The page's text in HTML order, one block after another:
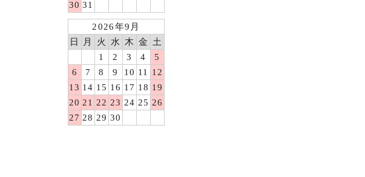
30 31
2026年9月
日
月 火 水 木 金
土
1
2 3 4
5
6
7 8 9 10 11
12
13 14 15 16 17 18 19
20 21 22 23 24 25 26
27 28 29 30